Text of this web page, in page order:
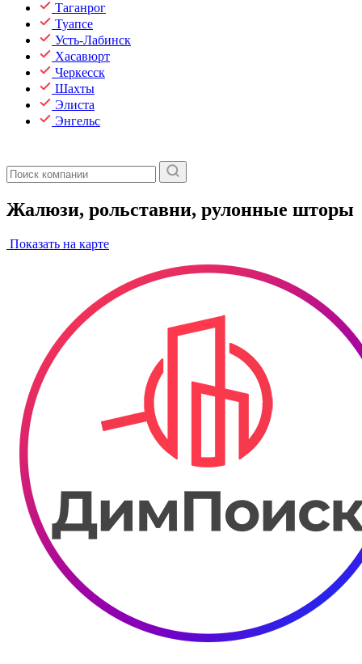
Таганрог
Туапсе
Усть-Лабинск
Хасавюрт
Черкесск
Шахты
Элиста
Энгельс
Жалюзи, рольставни, рулонные шторы
Показать на карте